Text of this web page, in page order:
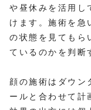
や昼休みを活用し
けます。施術を急
の状態を見てもら
ているのかを判断
顔の施術はダウン
ールと合わせて計